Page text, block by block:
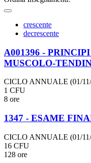
crescente
decrescente
A001396 -
MUSCOLO-
CICLO ANNUALE (01/
1 CFU
8 ore
1347 - ESAME
CICLO ANNUALE (01/
16 CFU
128 ore